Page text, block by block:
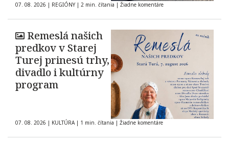
07. 08. 2026 | REGIÓNY | 2 min. čítania | Žiadne komentáre
Remeslá našich
predkov v Starej
Turej prinesú trhy,
divadlo i kultúrny
program
07. 08. 2026 | KULTÚRA | 1 min. čítania | Žiadne komentáre